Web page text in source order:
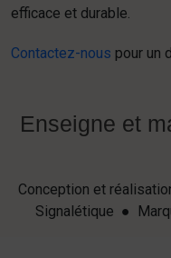
efficace et durable.
Contactez-nous pour un
Enseigne et
Conception et
Signalétique ●